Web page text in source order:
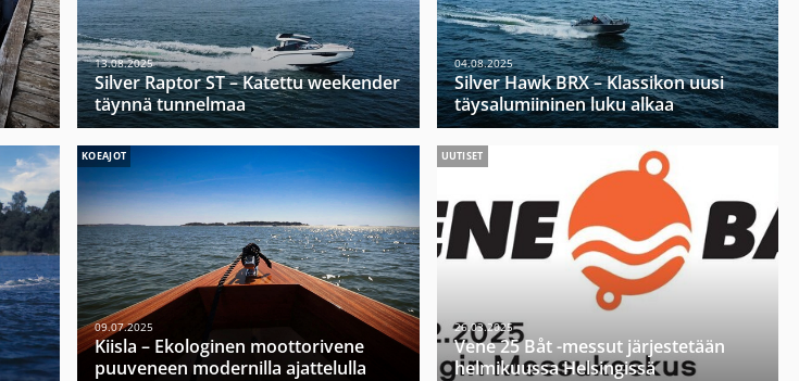
13.08.2025
Silver Raptor ST – Katettu weekender
täynnä tunnelmaa
04.08.2025
Silver Hawk BRX – Klassikon uusi
täysalumiininen luku alkaa
KOEAJOT
09.07.2025
Kiisla – Ekologinen moottorivene
puuveneen modernilla ajattelulla
UUTISET
26.03.2025
Vene 25 Båt -messut järjestetään
helmikuussa Helsingissä